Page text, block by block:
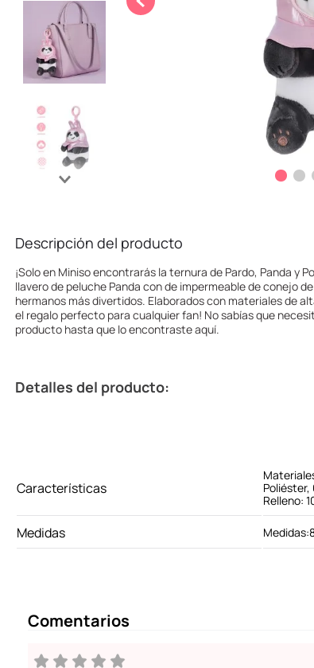
Descripción del producto
¡Solo en Miniso encontrarás la ternura de Pardo, Panda y
llavero de peluche Panda con de impermeable de conejo
hermanos más divertidos. Elaborados con materiales de
el regalo perfecto para cualquier fan! No sabías que
producto hasta que lo encontraste aquí.
Detalles del producto:
Características
Relleno:
Medidas
Comentarios
.